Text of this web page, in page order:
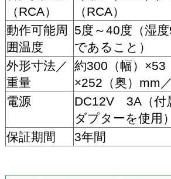
（RCA）
（RCA）
動作可能周
囲温度
5度～40度（湿
であること）
外形寸法／
重量
約300（幅）×53
×252（奥）mm
電源
DC12V 3A（付
ダプターを使用）
保証期間
3年間